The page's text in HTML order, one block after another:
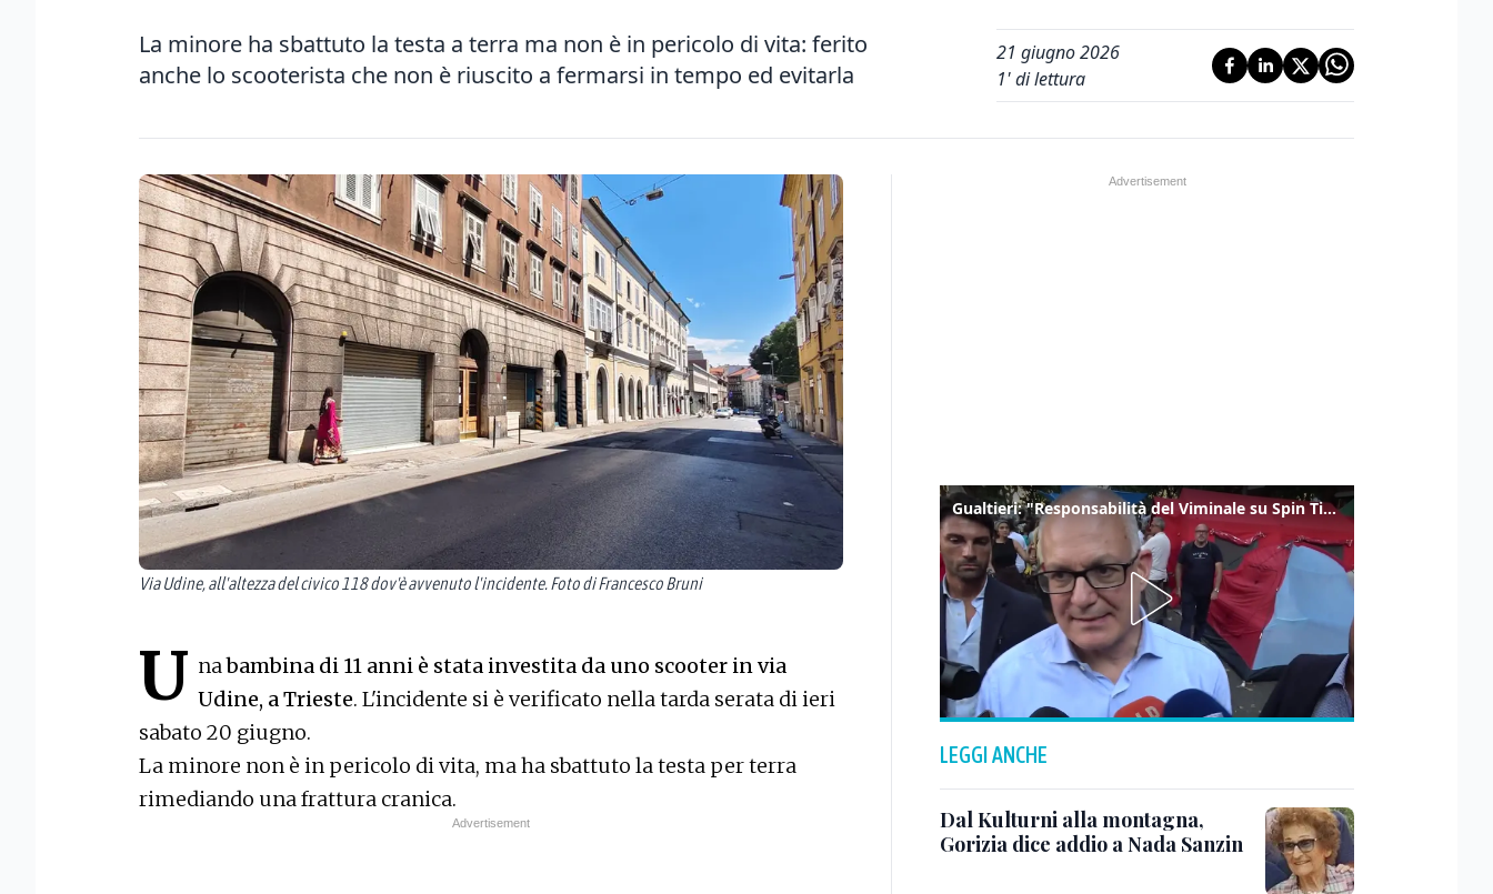
La minore ha sbattuto la testa a terra ma non è in pericolo di vita: ferito
anche lo scooterista che non è riuscito a fermarsi in tempo ed evitarla
21 giugno 2026
1' di lettura
Via Udine, all'altezza del civico 118 dov'è avvenuto l'incidente. Foto di Francesco Bruni
U nabambina di 11 anni è stata investita da uno scooter in via
Udine, a Trieste. L'incidente si è verificato nella tarda serata di ieri
sabato 20 giugno.
La minore non è in pericolo di vita, ma ha sbattuto la testa per terra
rimediando una frattura cranica.
Gualtieri: "Responsabilità del Viminale su Spin Time? La posizione dei partiti è nota"
LEGGI ANCHE
Dal Kulturni alla montagna,
Gorizia dice addio a Nada Sanzin